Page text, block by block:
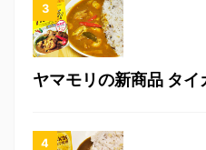
ヤマモリの新商品 タイ